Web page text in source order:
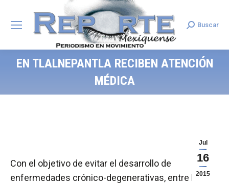
Search:
Buscar
EN TLALNEPANTLA RECIBEN ATENCIÓN
MÉDICA
Jul
16
2015
Con el objetivo de evitar el desarrollo de
enfermedades crónico-degenerativas, entre la